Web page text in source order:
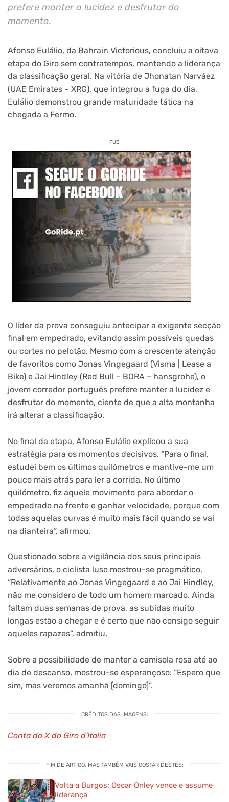
prefere manter a lucidez e desfrutar do
momento.
Afonso Eulálio, da Bahrain Victorious, concluiu a oitava
etapa do Giro sem contratempos, mantendo a liderança
da classificação geral. Na vitória de Jhonatan Narváez
(UAE Emirates – XRG), que integrou a fuga do dia,
Eulálio demonstrou grande maturidade tática na
chegada a Fermo.
PUB
O líder da prova conseguiu antecipar a exigente secção
final em empedrado, evitando assim possíveis quedas
ou cortes no pelotão. Mesmo com a crescente atenção
de favoritos como Jonas Vingegaard (Visma | Lease a
Bike) e Jai Hindley (Red Bull – BORA – hansgrohe), o
jovem corredor português prefere manter a lucidez e
desfrutar do momento, ciente de que a alta montanha
irá alterar a classificação.
No final da etapa, Afonso Eulálio explicou a sua
estratégia para os momentos decisivos. “Para o final,
estudei bem os últimos quilómetros e mantive-me um
pouco mais atrás para ler a corrida. No último
quilómetro, fiz aquele movimento para abordar o
empedrado na frente e ganhar velocidade, porque com
todas aquelas curvas é muito mais fácil quando se vai
na dianteira”, afirmou.
Questionado sobre a vigilância dos seus principais
adversários, o ciclista luso mostrou-se pragmático.
“Relativamente ao Jonas Vingegaard e ao Jai Hindley,
não me considero de todo um homem marcado. Ainda
faltam duas semanas de prova, as subidas muito
longas estão a chegar e é certo que não consigo seguir
aqueles rapazes”, admitiu.
Sobre a possibilidade de manter a camisola rosa até ao
dia de descanso, mostrou-se esperançoso: “Espero que
sim, mas veremos amanhã [domingo]”.
CRÉDITOS DAS IMAGENS:
Conta do X do Giro d'Italia
FIM DE ARTIGO. MAS TAMBÉM VAIS GOSTAR DESTES:
Volta a Burgos: Oscar Onley vence e assume
liderança